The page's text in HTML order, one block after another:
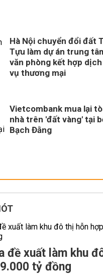
Hà Nội chuyển đổi đất
Tựu làm dự án trung
văn phòng kết hợp dịch
vụ thương mại
Vietcombank mua lại
nhà trên 'đất vàng' tại
Bạch Đằng
đề xuất làm khu
tỷ đồng